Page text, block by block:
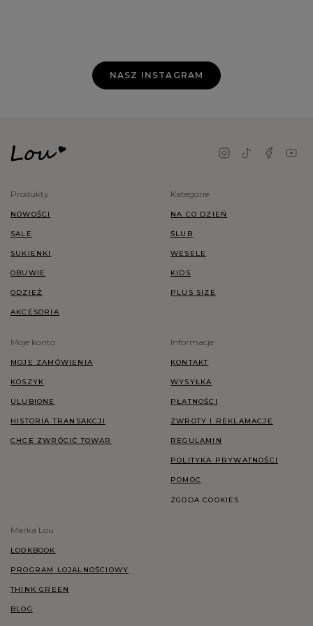
NASZ INSTAGRAM
Produkty
NOWOŚCI
SALE
SUKIENKI
OBUWIE
ODZIEŻ
AKCESORIA
Kategorie
NA CO DZIEŃ
ŚLUB
WESELE
KIDS
PLUS SIZE
Moje konto
MOJE ZAMÓWIENIA
KOSZYK
ULUBIONE
HISTORIA TRANSAKCJI
CHCĘ ZWRÓCIĆ TOWAR
Informacje
KONTAKT
WYSYŁKA
PŁATNOŚCI
ZWROTY I REKLAMACJE
REGULAMIN
POLITYKA PRYWATNOŚCI
POMOC
ZGODA COOKIES
Marka Lou
LOOKBOOK
PROGRAM LOJALNOŚCIOWY
THINK GREEN
BLOG